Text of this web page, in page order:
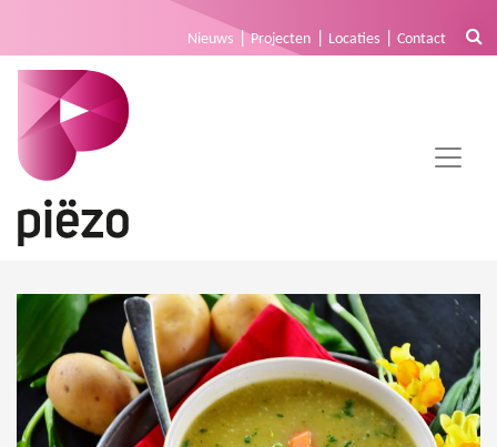
Nieuws Projecten Locaties Contact